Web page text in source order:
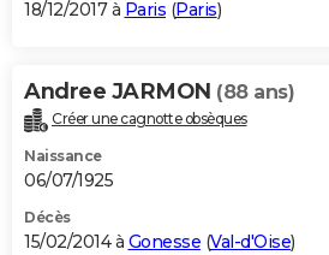
18/12/2017 à Paris (Paris)
Andree JARMON (88 ans)
Créer une cagnotte obsèques
Naissance
06/07/1925
Décès
15/02/2014 à Gonesse (Val-d'Oise)